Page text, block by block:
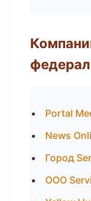
Portal
News
Город
ООО